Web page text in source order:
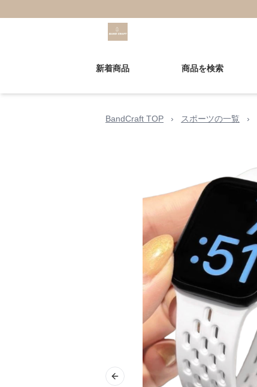
新着商品 商品を検索
BandCraft TOP › スポーツの一覧 ›
Previous slide